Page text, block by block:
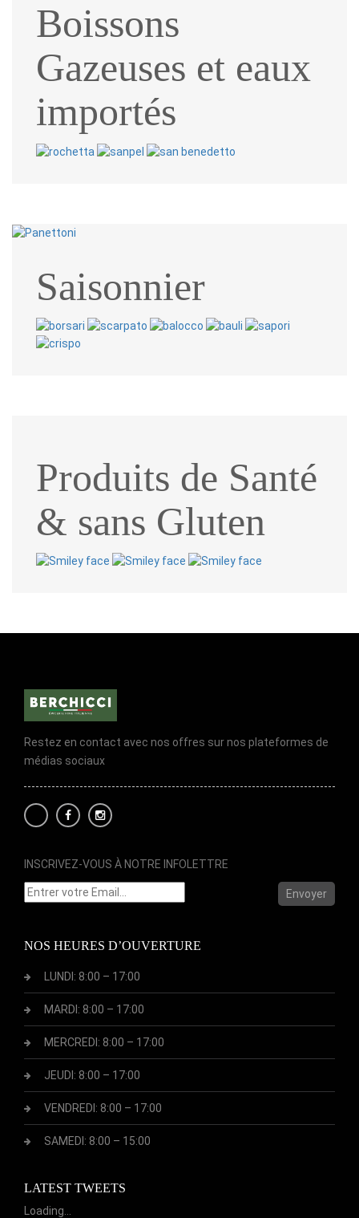
Boissons
Gazeuses et eaux
importés
Saisonnier
Produits de Santé
& sans Gluten
Restez en contact avec nos offres sur nos plateformes de
médias sociaux
INSCRIVEZ-VOUS À NOTRE INFOLETTRE
Envoyer
NOS HEURES D’OUVERTURE
LUNDI: 8:00 – 17:00
MARDI: 8:00 – 17:00
MERCREDI: 8:00 – 17:00
JEUDI: 8:00 – 17:00
VENDREDI: 8:00 – 17:00
SAMEDI: 8:00 – 15:00
LATEST TWEETS
Loading...